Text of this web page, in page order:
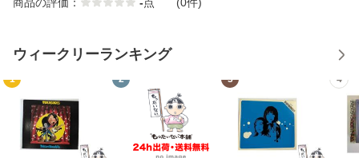
ウィークリーランキング
1 2 3 4